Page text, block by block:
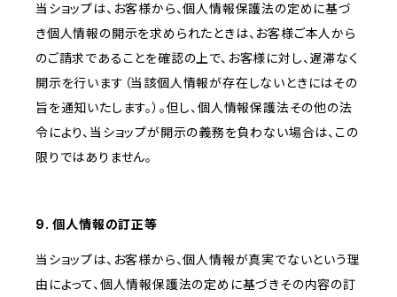
当ショップは、お客様から、個人情報保護法の定めに基づ
き個人情報の開示を求められたときは、お客様ご本人から
のご請求であることを確認の上で、お客様に対し、遅滞なく
開示を行います（当該個人情報が存在しないときにはその
旨を通知いたします。）。但し、個人情報保護法その他の法
令により、当ショップが開示の義務を負わない場合は、この
限りではありません。
9. 個人情報の訂正等
当ショップは、お客様から、個人情報が真実でないという理
由によって、個人情報保護法の定めに基づきその内容の訂